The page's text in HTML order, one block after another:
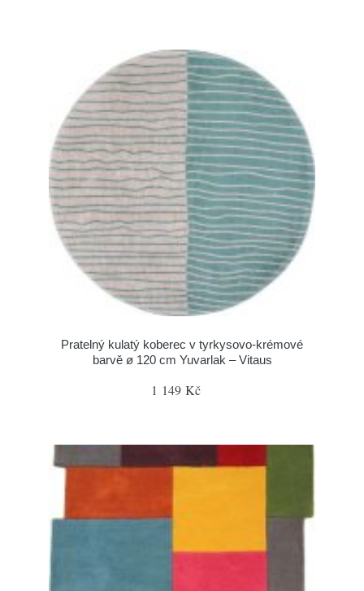
Pratelný kulatý koberec v tyrkysovo-krémové
barvě ø 120 cm Yuvarlak – Vitaus
1 149 Kč